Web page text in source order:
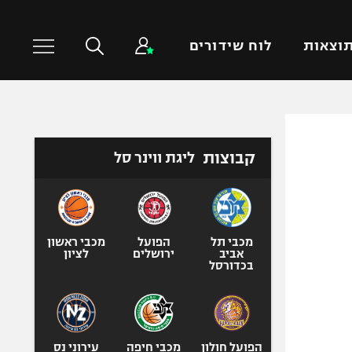
תוצאות לוח שידורים
טניס
כדורעף
ג'ודו
ספורט אולימפי
קבוצות ליגת ווינר סל
מכבי תל
אביב
בכדורסל
הפועל
ירושלים
מכבי ראשון
לציון
הפועל חולון
מכבי חיפה
עירוני נס